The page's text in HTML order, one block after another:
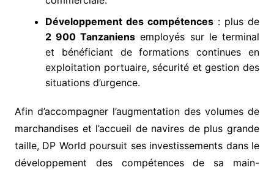
Développement des compétences: plus de
2 900 Tanzaniens employés sur le terminal
et bénéficiant de formations continues en
exploitation portuaire, sécurité et gestion des
situations d’urgence.
Afin d’accompagner l’augmentation des volumes de
marchandises et l’accueil de navires de plus grande
taille, DP World poursuit ses investissements dans le
développement des compétences de sa main-